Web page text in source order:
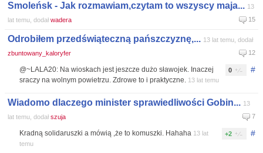
Smoleńsk - Jak rozmawiam,czytam to wszyscy maja... 13
lat temu, dodał wadera 15
Odrobiłem przedświąteczną pańszczyznę,... 13 lat temu, dodał
zbuntowany_kaloryfer
12
#
0
@~LALA20: Na wioskach jest jeszcze dużo sławojek. Inaczej
sraczy na wolnym powietrzu. Zdrowe to i praktyczne. 13 lat temu
Wiadomo dlaczego minister sprawiedliwości Gobin... 13
lat temu, dodał szuja 7
#
+2
Kradną solidaruszki a mówią ,że to komuszki. Hahaha 13 lat
temu